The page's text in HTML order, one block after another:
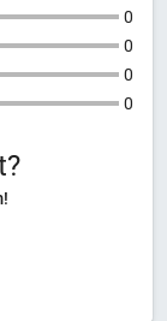
0
0
0
0